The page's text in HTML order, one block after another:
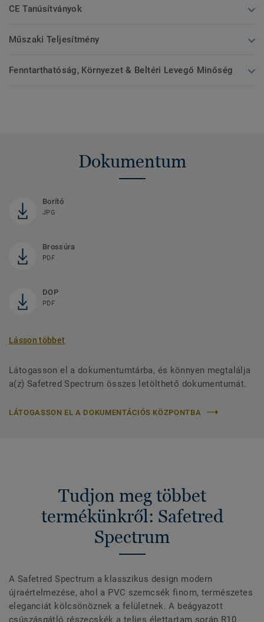
CE Tanúsítványok
Műszaki Teljesítmény
Fenntarthatóság, Környezet & Beltéri Levegő Minőség
Dokumentum
Borító
JPG
Brossúra
PDF
DOP
PDF
Lásson többet
Látogasson el a dokumentumtárba, és könnyen megtalálja
a(z) Safetred Spectrum összes letölthető dokumentumát.
LÁTOGASSON EL A DOKUMENTÁCIÓS KÖZPONTBA
Tudjon meg többet
termékünkről: Safetred
Spectrum
A Safetred Spectrum a klasszikus design modern
újraértelmezése, ahol a PVC szemcsék finom, természetes
eleganciát kölcsönöznek a felületnek. A beágyazott
csúszásgátló részecskék a teljes élettartam során R10